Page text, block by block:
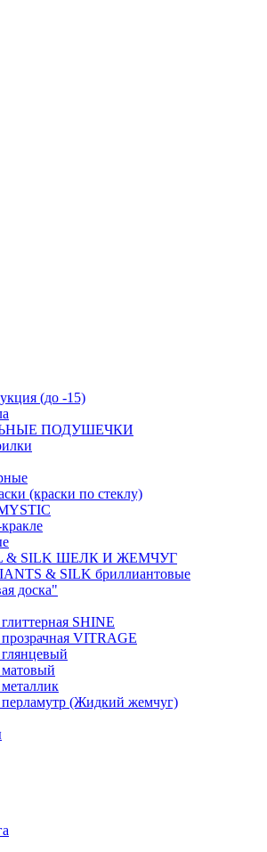
(до -15)
ПОДУШЕЧКИ
(краски по стеклу)
& SILK ШЕЛК И ЖЕМЧУГ
& SILK бриллиантовые
доска"
SHINE
VITRAGE
матовый
перламутр (Жидкий жемчуг)